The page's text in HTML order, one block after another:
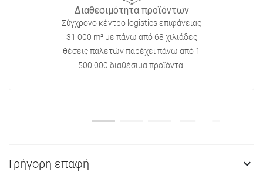
Διαθεσιμότητα προϊόντων
Σύγχρονο κέντρο logistics επιφάνειας
31 000 m² με πάνω από 68 χιλιάδες
θέσεις παλετών παρέχει πάνω από 1
500 000 διαθέσιμα προϊόντα!
Γρήγορη επαφή 